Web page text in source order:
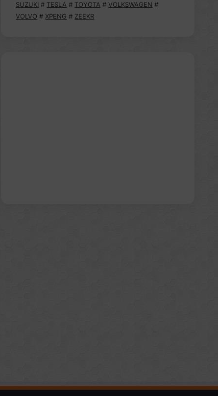
SUZUKI # TESLA # TOYOTA # VOLKSWAGEN #
VOLVO # XPENG # ZEEKR